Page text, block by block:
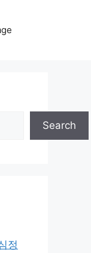
Search
정